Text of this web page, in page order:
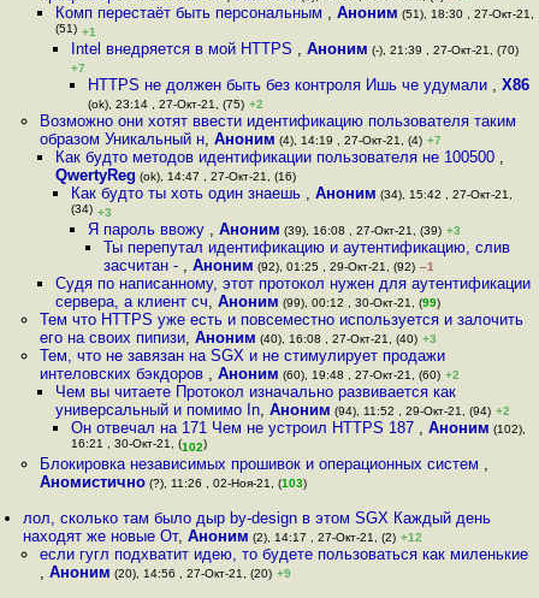
Комп перестаёт быть персональным , Аноним (51), 18:30 , 27-Окт-21,
(51) +1
Intel внедряется в мой HTTPS ,Аноним (-), 21:39 , 27-Окт-21, (70)
+7
HTTPS не должен быть без контроля Ишь че удумали , X86
(ok), 23:14 , 27-Окт-21, (75) +2
Возможно они хотят ввести идентификацию пользователя таким
образом Уникальный н, Аноним (4), 14:19 , 27-Окт-21, (4) +7
Как будто методов идентификации пользователя не 100500 ,
QwertyReg (ok), 14:47 , 27-Окт-21, (16)
Как будто ты хоть один знаешь ,Аноним (34), 15:42 , 27-Окт-21,
(34) +3
Я пароль ввожу , Аноним (39), 16:08 , 27-Окт-21, (39) +3
Ты перепутал идентификацию и аутентификацию, слив
засчитан - , Аноним (92), 01:25 , 29-Окт-21, (92) –1
Судя по написанному, этот протокол нужен для аутентификации
сервера, а клиент сч, Аноним (99), 00:12 , 30-Окт-21, (99)
Тем что HTTPS уже есть и повсеместно используется и залочить
его на своих пипизи, Аноним (40), 16:08 , 27-Окт-21, (40) +3
Тем, что не завязан на SGX и не стимулирует продажи
интеловских бэкдоров , Аноним (60), 19:48 , 27-Окт-21, (60) +2
Чем вы читаете Протокол изначально развивается как
универсальный и помимо In, Аноним (94), 11:52 , 29-Окт-21, (94) +2
Он отвечал на 171 Чем не устроил HTTPS 187 ,Аноним (102),
16:21 , 30-Окт-21, (102)
Блокировка независимых прошивок и операционных систем ,
Аномистично(?), 11:26 , 02-Ноя-21, (103)
лол, сколько там было дыр by-design в этом SGX Каждый день
находят же новые От,Аноним (2), 14:17 , 27-Окт-21, (2) +12
если гугл подхватит идею, то будете пользоваться как миленькие
, Аноним (20), 14:56 , 27-Окт-21, (20) +9